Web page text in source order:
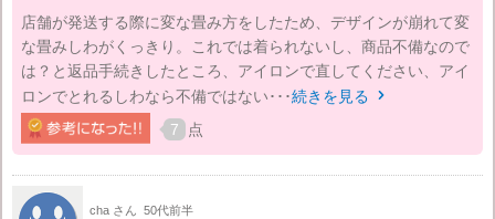
店舗が発送する際に変な畳み方をしたため、デザインが崩れて変
な畳みしわがくっきり。これでは着られないし、商品不備なので
は？と返品手続きしたところ、アイロンで直してください、アイ
ロンでとれるしわなら不備ではない･･･続きを見る 
7 点
cha さん 50代前半